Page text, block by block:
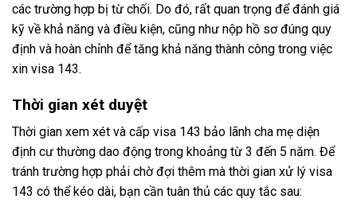
các trường hợp bị từ chối. Do đó, rất quan trọng để đánh giá
kỹ về khả năng và điều kiện, cũng như nộp hồ sơ đúng quy
định và hoàn chỉnh để tăng khả năng thành công trong việc
xin visa 143.
Thời gian xét duyệt
Thời gian xem xét và cấp visa 143 bảo lãnh cha mẹ diện
định cư thường dao động trong khoảng từ 3 đến 5 năm. Để
tránh trường hợp phải chờ đợi thêm mà thời gian xử lý visa
143 có thể kéo dài, bạn cần tuân thủ các quy tắc sau: